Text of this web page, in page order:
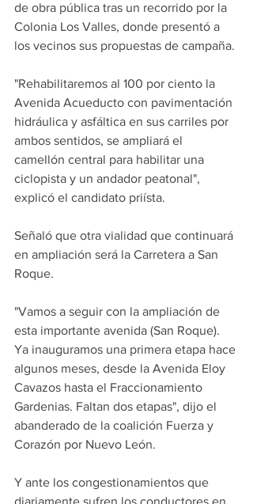
de obra pública tras un recorrido por la
Colonia Los Valles, donde presentó a
los vecinos sus propuestas de campaña.
"Rehabilitaremos al 100 por ciento la
Avenida Acueducto con pavimentación
hidráulica y asfáltica en sus carriles por
ambos sentidos, se ampliará el
camellón central para habilitar una
ciclopista y un andador peatonal",
explicó el candidato priísta.
Señaló que otra vialidad que continuará
en ampliación será la Carretera a San
Roque.
"Vamos a seguir con la ampliación de
esta importante avenida (San Roque).
Ya inauguramos una primera etapa hace
algunos meses, desde la Avenida Eloy
Cavazos hasta el Fraccionamiento
Gardenias. Faltan dos etapas", dijo el
abanderado de la coalición Fuerza y
Corazón por Nuevo León.
Y ante los congestionamientos que